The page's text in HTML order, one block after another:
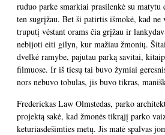
ruduo parke smarkiai prasilenkė su
ten sugrįžau. Bet ši patirtis išmokė, kad
truputį vėstant orams čia grįžau ir
nebijoti eiti gilyn, kur mažiau žmonių.
dvelkė ramybe, pajutau parką savitai,
filmuose. Ir iš tiesų tai buvo žymiai
nors nebuvo tobulas, jis buvo tikras,
Frederickas Law Olmstedas, parko
projektą sakė, kad žmonės tikrąjį parko
keturiasdešimties metų. Jis matė spalvas